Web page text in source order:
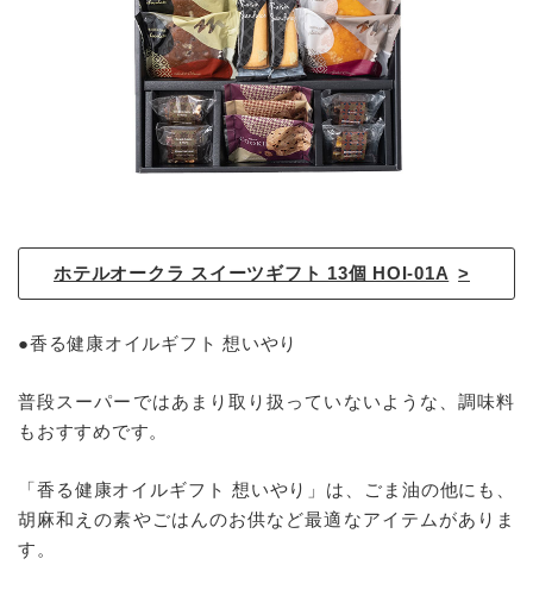
ホテルオークラ スイーツギフト 13個 HOI-01A
●香る健康オイルギフト 想いやり
普段スーパーではあまり取り扱っていないような、調味料
もおすすめです。
「香る健康オイルギフト 想いやり」は、ごま油の他にも、
胡麻和えの素やごはんのお供など最適なアイテムがありま
す。